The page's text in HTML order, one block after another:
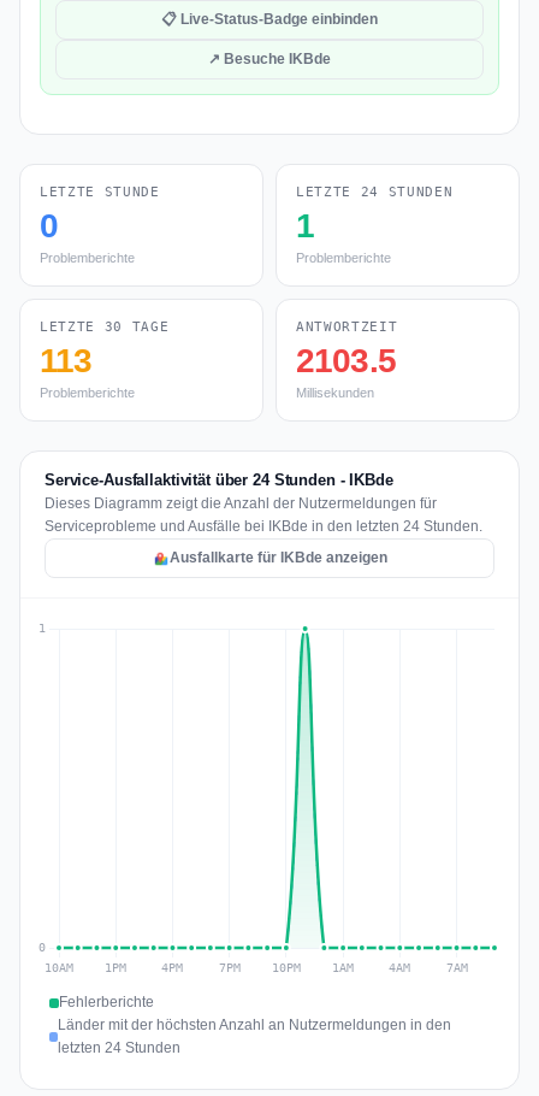
📋 Live-Status-Badge einbinden
↗ Besuche IKBde
LETZTE STUNDE
0
Problemberichte
LETZTE 24 STUNDEN
1
Problemberichte
LETZTE 30 TAGE
113
Problemberichte
ANTWORTZEIT
2103.5
Millisekunden
Service-Ausfallaktivität über 24 Stunden - IKBde
Dieses Diagramm zeigt die Anzahl der Nutzermeldungen für
Serviceprobleme und Ausfälle bei IKBde in den letzten 24 Stunden.
Ausfallkarte für IKBde anzeigen
Fehlerberichte
Länder mit der höchsten Anzahl an Nutzermeldungen in den
letzten 24 Stunden